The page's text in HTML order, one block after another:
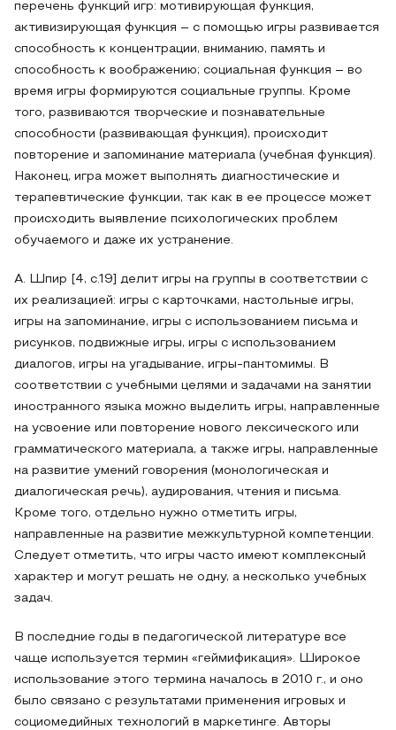
перечень функций игр: мотивирующая функция,
активизирующая функция – с помощью игры развивается
способность к концентрации, вниманию, память и
способность к воображению; социальная функция – во
время игры формируются социальные группы. Кроме
того, развиваются творческие и познавательные
способности (развивающая функция), происходит
повторение и запоминание материала (учебная функция).
Наконец, игра может выполнять диагностические и
терапевтические функции, так как в ее процессе может
происходить выявление психологических проблем
обучаемого и даже их устранение.
А. Шпир [4, с.19] делит игры на группы в соответствии с
их реализацией: игры с карточками, настольные игры,
игры на запоминание, игры с использованием письма и
рисунков, подвижные игры, игры с использованием
диалогов, игры на угадывание, игры-пантомимы. В
соответствии с учебными целями и задачами на занятии
иностранного языка можно выделить игры, направленные
на усвоение или повторение нового лексического или
грамматического материала, а также игры, направленные
на развитие умений говорения (монологическая и
диалогическая речь), аудирования, чтения и письма.
Кроме того, отдельно нужно отметить игры,
направленные на развитие межкультурной компетенции.
Следует отметить, что игры часто имеют комплексный
характер и могут решать не одну, а несколько учебных
задач.
В последние годы в педагогической литературе все
чаще используется термин «геймификация». Широкое
использование этого термина началось в 2010 г., и оно
было связано с результатами применения игровых и
социомедийных технологий в маркетинге. Авторы